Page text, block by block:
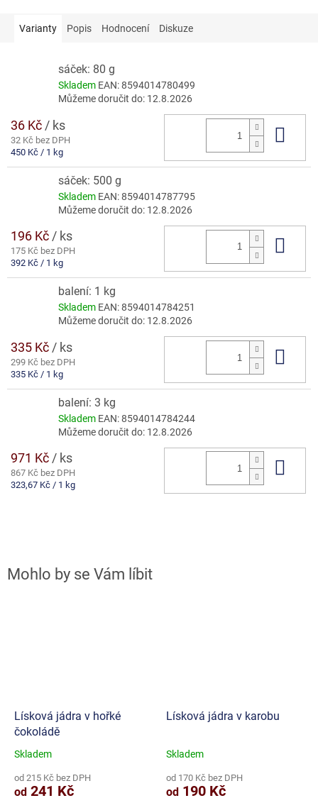
Varianty Popis Hodnocení Diskuze
sáček: 80 g
Skladem EAN:8594014780499
Můžeme doručit do: 12.8.2026
36 Kč / ks
32 Kč bez DPH
Měrná
450 Kč / 1 kg
sáček: 500 g
Skladem EAN:8594014787795
Můžeme doručit do: 12.8.2026
196 Kč/ ks
175 Kč bez DPH
Měrná
392 Kč / 1 kg
balení: 1 kg
Skladem EAN:8594014784251
Můžeme doručit do: 12.8.2026
335 Kč / ks
299 Kč bez DPH
Měrná
335 Kč / 1 kg
balení: 3 kg
Skladem EAN:8594014784244
Můžeme doručit do: 12.8.2026
971 Kč/ ks
867 Kč bez DPH
Měrná
323,67 Kč / 1 kg
Lísková jádra v hořké
čokoládě
Průměrné
produktu
Skladem
od 215 Kč bez DPH
od 241 Kč
Lísková jádra v karobu
Průměrné
produktu
Skladem
od 170 Kč bez DPH
od 190 Kč